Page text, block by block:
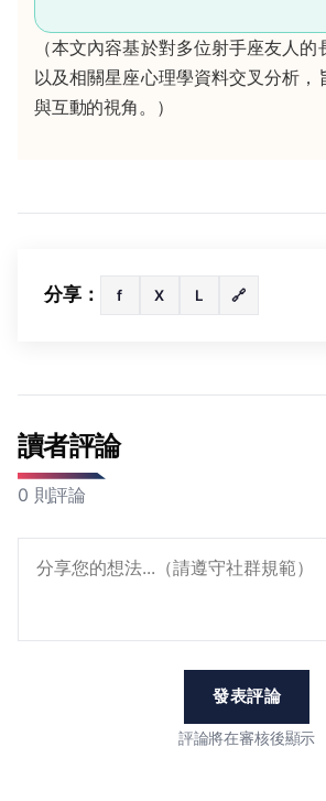
（本文內容基於對多位射手座友人的
以及相關星座心理學資料交叉分析，
與互動的視角。）
分享： f X L 🔗
讀者評論
0 則評論
發表評論
評論將在審核後顯示